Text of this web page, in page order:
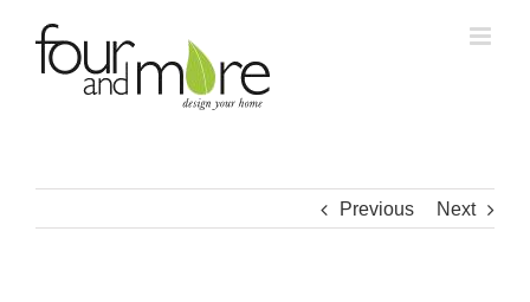
content
Previous Next